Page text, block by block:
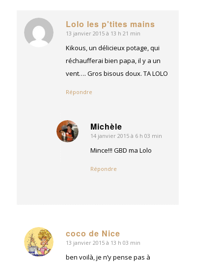
Lolo les p'tites mains
dit
:
13 janvier 2015 à 13 h 21 min
Kikous, un délicieux potage, qui
réchaufferai bien papa, il y a un
vent…. Gros bisous doux. TA LOLO
Répondre
Michèle
dit
14 janvier 2015 à 6 h 03 min
Mince!!! GBD ma Lolo
Répondre
coco de Nice
dit
:
13 janvier 2015 à 13 h 03 min
ben voilà, je n’y pense pas à